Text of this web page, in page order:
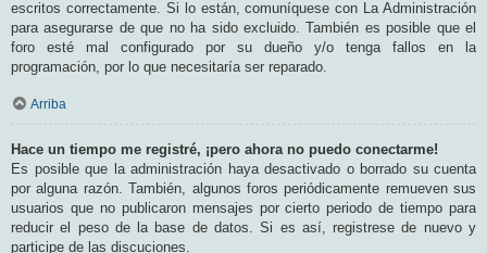
escritos correctamente. Si lo están, comuníquese con La Administración
para asegurarse de que no ha sido excluido. También es posible que el
foro esté mal configurado por su dueño y/o tenga fallos en la
programación, por lo que necesitaría ser reparado.
Arriba
Hace un tiempo me registré, ¡pero ahora no puedo conectarme!
Es posible que la administración haya desactivado o borrado su cuenta
por alguna razón. También, algunos foros periódicamente remueven sus
usuarios que no publicaron mensajes por cierto periodo de tiempo para
reducir el peso de la base de datos. Si es así, registrese de nuevo y
participe de las discuciones.